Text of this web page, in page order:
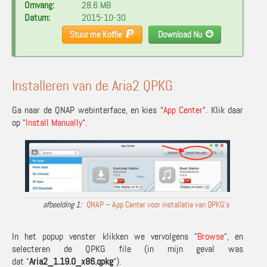
Omvang:
28.6 MB
Datum:
2015-10-30
Download Nu
Stuur me Koffie
Installeren van de Aria2 QPKG
Ga naar de QNAP webinterface, en kies “App Center“. Klik daar
op “Install Manually“.
QNAP – App Center voor installatie van QPKG’s
In het popup venster klikken we vervolgens “Browse“, en
selecteren de QPKG file (in mijn geval was
dat “Aria2_1.19.0_x86.qpkg“).